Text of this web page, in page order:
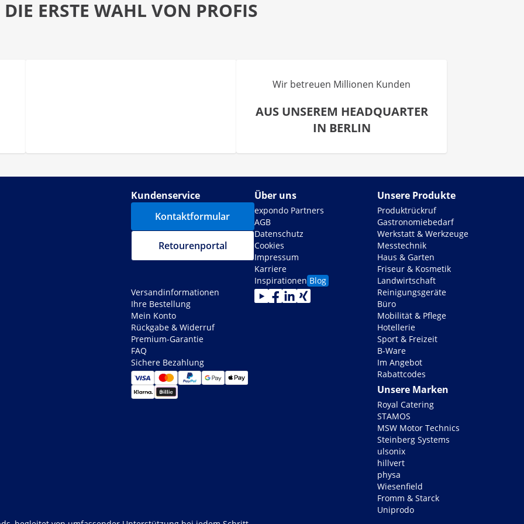
DIE ERSTE WAHL VON PROFIS
Wir betreuen Millionen Kunden
AUS UNSEREM HEADQUARTER
IN BERLIN
Kundenservice
Kontaktformular
Retourenportal
Versandinformationen
Ihre Bestellung
Mein Konto
Rückgabe & Widerruf
Premium-Garantie
FAQ
Sichere Bezahlung
Über uns
expondo Partners
AGB
Datenschutz
Cookies
Impressum
Karriere
Inspirationen Blog
Unsere Produkte
Produktrückruf
Gastronomiebedarf
Werkstatt & Werkzeuge
Messtechnik
Haus & Garten
Friseur & Kosmetik
Landwirtschaft
Reinigungsgeräte
Büro
Mobilität & Pflege
Hotellerie
Sport & Freizeit
B-Ware
Im Angebot
Rabattcodes
Unsere Marken
Royal Catering
STAMOS
MSW Motor Technics
Steinberg Systems
ulsonix
hillvert
physa
Wiesenfield
Fromm & Starck
Uniprodo